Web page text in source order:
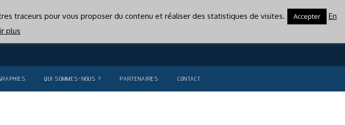
QUI SOMMES-NOUS ? PARTENAIRES CONTACT
traceurs pour vous proposer du contenu et réaliser des statistiques de visites. Accepter
En
plus